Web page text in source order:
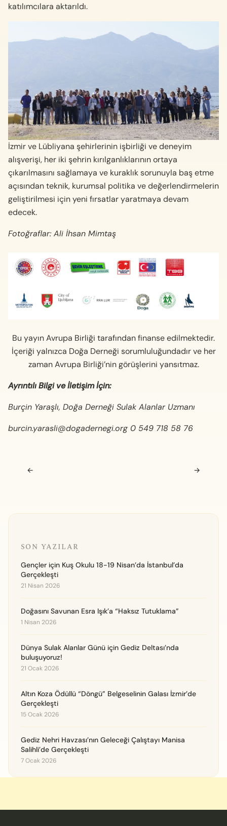
katılımcılara aktarıldı.
İzmir ve Lübliyana şehirlerinin işbirliği ve deneyim
alışverişi, her iki şehrin kırılganlıklarının ortaya
çıkarılmasını sağlamaya ve kuraklık sorunuyla baş etme
açısından teknik, kurumsal politika ve değerlendirmelerin
geliştirilmesi için yeni fırsatlar yaratmaya devam
edecek.
Fotoğraflar: Ali İhsan Mimtaş
Bu yayın Avrupa Birliği tarafından finanse edilmektedir.
İçeriği yalnızca Doğa Derneği sorumluluğundadır ve her
zaman Avrupa Birliği’nin görüşlerini yansıtmaz.
Ayrıntılı Bilgi ve İletişim İçin:
Burçin Yaraşlı, Doğa Derneği Sulak Alanlar Uzmanı
burcin.yarasli@dogadernegi.org 0 549 718 58 76
Navigasyon sonrası
← →
SON YAZILAR
Gençler için Kuş Okulu 18-19 Nisan’da İstanbul’da
Gerçekleşti
21 Nisan 2026
Doğasını Savunan Esra Işık’a “Haksız Tutuklama”
1 Nisan 2026
Dünya Sulak Alanlar Günü için Gediz Deltası’nda
buluşuyoruz!
21 Ocak 2026
Altın Koza Ödüllü “Döngü” Belgeselinin Galası İzmir’de
Gerçekleşti
15 Ocak 2026
Gediz Nehri Havzası’nın Geleceği Çalıştayı Manisa
Salihli’de Gerçekleşti
7 Ocak 2026